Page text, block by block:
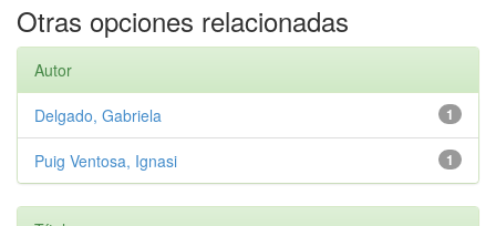
Otras opciones relacionadas
Autor
1
Delgado, Gabriela
1
Puig Ventosa, Ignasi